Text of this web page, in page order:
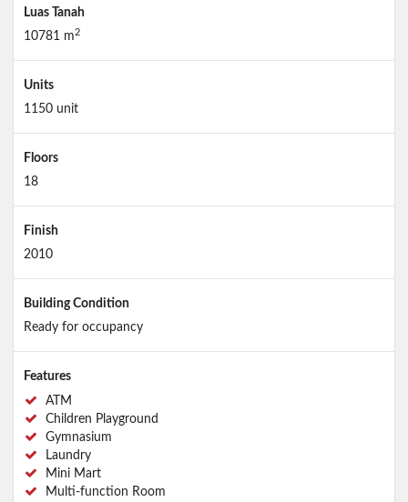
Luas Tanah
10781 m 2
Units
1150 unit
Floors
18
Finish
2010
Building Condition
Ready for occupancy
Features
ATM
Children Playground
Gymnasium
Laundry
Mini Mart
Multi-function Room